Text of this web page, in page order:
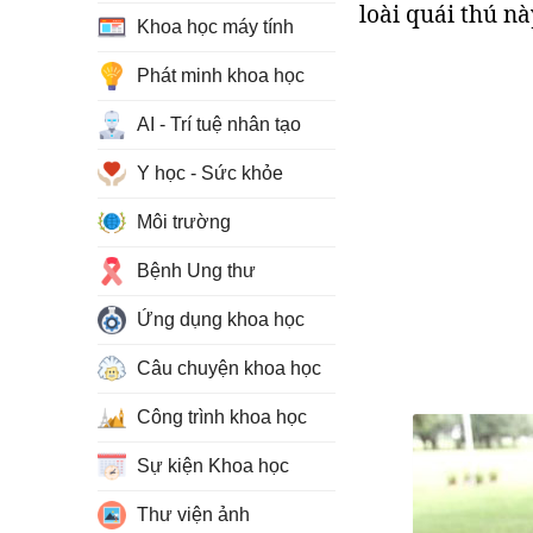
loài quái thú
Khoa học máy tính
Phát minh khoa học
AI - Trí tuệ nhân tạo
Y học - Sức khỏe
Môi trường
Bệnh Ung thư
Ứng dụng khoa học
Câu chuyện khoa học
Công trình khoa học
Sự kiện Khoa học
Thư viện ảnh